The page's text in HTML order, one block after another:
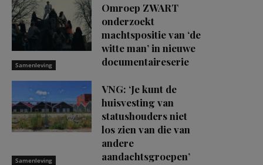
Samenleving
Omroep ZWART
onderzoekt
machtspositie van ‘de
witte man’ in nieuwe
documentaireserie
Samenleving
VNG: ‘Je kunt de
huisvesting van
statushouders niet
los zien van die van
andere
aandachtsgroepen’